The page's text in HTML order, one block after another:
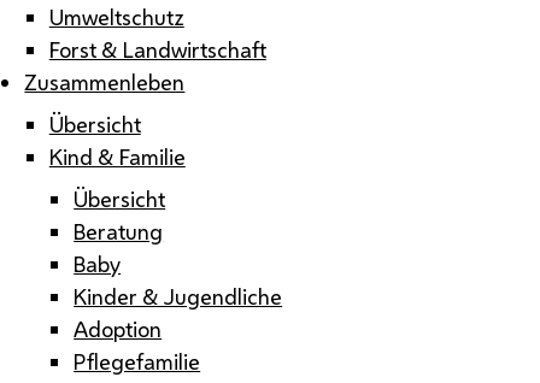
Umweltschutz
Forst & Landwirtschaft
Zusammenleben
Übersicht
Kind & Familie
Übersicht
Beratung
Baby
Kinder & Jugendliche
Adoption
Pflegefamilie